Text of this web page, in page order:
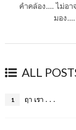
คำคล้อง.... ไม่อ
มอง
ALL
1 ฤา เรา . . .